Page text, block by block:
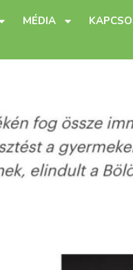
MÉDIA